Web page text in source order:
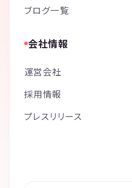
ブログ一覧
会社情報
運営会社
採用情報
プレスリリース